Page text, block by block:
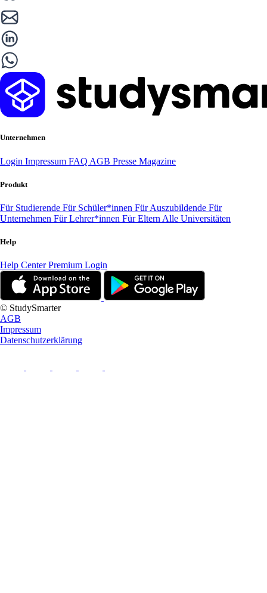
Unternehmen
Login Impressum FAQ AGB Presse Magazine
Produkt
Für Studierende Für Schüler*innen Für Auszubildende Für
Unternehmen Für Lehrer*innen Für Eltern Alle Universitäten
Help
Help CenterPremium Login
© StudySmarter
AGB
Impressum
Datenschutzerklärung